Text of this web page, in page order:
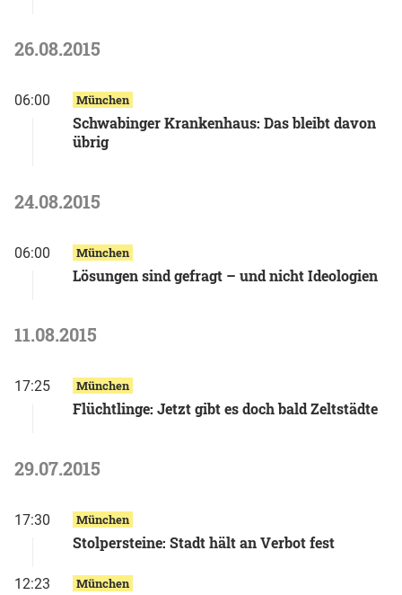
26.08.2015
06:00 München
Schwabinger Krankenhaus: Das bleibt davon
übrig
24.08.2015
06:00 München
Lösungen sind gefragt – und nicht Ideologien
11.08.2015
17:25 München
Flüchtlinge: Jetzt gibt es doch bald Zeltstädte
29.07.2015
17:30 München
Stolpersteine: Stadt hält an Verbot fest
12:23 München